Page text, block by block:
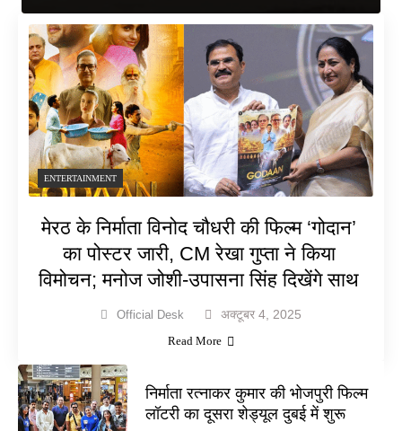
ENTERTAINMENT
मेरठ के निर्माता विनोद चौधरी की फिल्म ‘गोदान’
का पोस्टर जारी, CM रेखा गुप्ता ने किया
विमोचन; मनोज जोशी-उपासना सिंह दिखेंगे साथ
Official Desk अक्टूबर 4, 2025
Read More
निर्माता रत्नाकर कुमार की भोजपुरी फिल्म
लॉटरी का दूसरा शेड्यूल दुबई में शुरू